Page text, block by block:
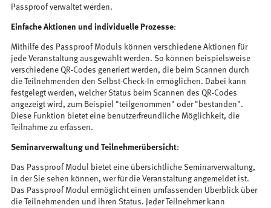
Passproof verwaltet werden.
Einfache Aktionen und individuelle Prozesse:
Mithilfe des Passproof Moduls können verschiedene Aktionen für
jede Veranstaltung ausgewählt werden. So können beispielsweise
verschiedene QR-Codes generiert werden, die beim Scannen durch
die Teilnehmenden den Selbst-Check-In ermöglichen. Dabei kann
festgelegt werden, welcher Status beim Scannen des QR-Codes
angezeigt wird, zum Beispiel "teilgenommen" oder "bestanden".
Diese Funktion bietet eine benutzerfreundliche Möglichkeit, die
Teilnahme zu erfassen.
Seminarverwaltung und Teilnehmerübersicht:
Das Passproof Modul bietet eine übersichtliche Seminarverwaltung,
in der Sie sehen können, wer für die Veranstaltung angemeldet ist.
Das Passproof Modul ermöglicht einen umfassenden Überblick über
die Teilnehmenden und ihren Status. Jeder Teilnehmer kann